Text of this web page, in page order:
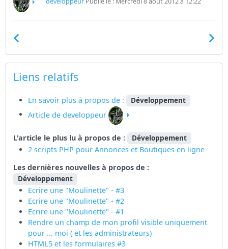
Liens relatifs
En savoir plus à propos de : Développement
Article de developpeur
L'article le plus lu à propos de : Développement
2 scripts PHP pour Annonces et Boutiques en ligne
Les dernières nouvelles à propos de :
Développement
Ecrire une "Moulinette" - #3
Ecrire une "Moulinette" - #2
Ecrire une "Moulinette" - #1
Rendre un champ de mon profil visible uniquement
pour ... moi ( et les administrateurs)
HTML5 et les formulaires #3